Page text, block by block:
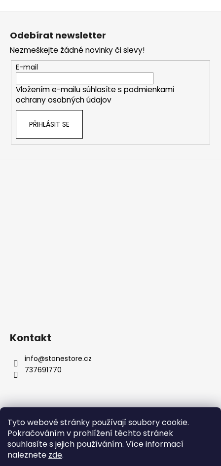
Tyto webové stránky používají soubory cookie.
Pokračováním v prohlížení těchto stránek
souhlasíte s jejich používáním. Více informací
naleznete zde.
Z
Odebírat newsletter
Nezmeškejte žádné novinky či slevy!
E-mail
Vložením e-mailu súhlasíte s podmienkami
ochrany osobných údajov
PŘIHLÁSIT SE
Kontakt
info@stonestore.cz
737691770
Obchodní podmínky Podmínky ochrany osobních údajů
Velkoobchod
Kontakty